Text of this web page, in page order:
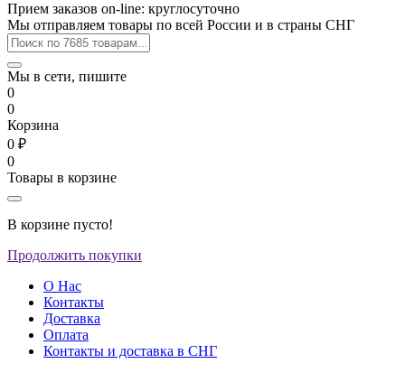
Прием заказов on-line: круглосуточно
Мы отправляем товары по всей России и в страны СНГ
Мы в сети, пишите
0
0
Корзина
0 ₽
0
Товары в корзине
В корзине пусто!
Продолжить покупки
О Нас
Контакты
Доставка
Оплата
Контакты и доставка в СНГ